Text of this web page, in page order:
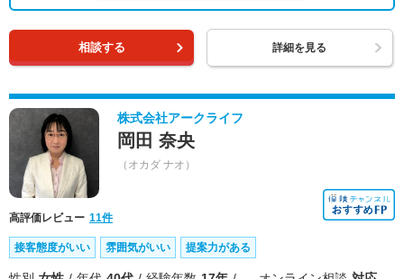
相談する 詳細を見る
株式会社アークライフ
岡田 奈央
（オカダ ナオ）
高評価レビュー 11件
接客態度がいい 雰囲気がいい 提案力がある